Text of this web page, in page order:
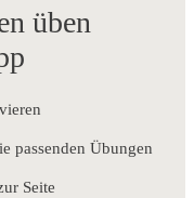
üben
passenden Übungen
Seite